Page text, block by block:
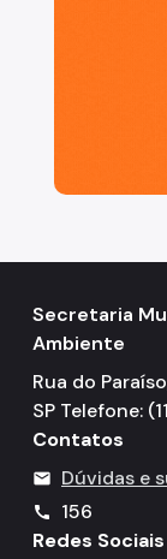
Secretaria
Ambiente
Rua do
SP Telefone:
Contatos
mail Dúvidas e
call
156
Redes Sociais